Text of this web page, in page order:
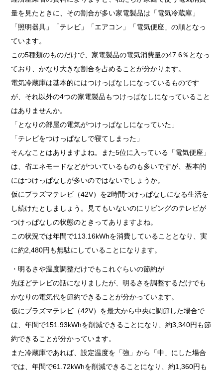
量を見たときに、その割合が多い家電製品は「電気冷蔵庫」
「照明器具」「テレビ」「エアコン」「電気便座」の順となっ
ています。
この5種類のものだけで、家電製品の電気消費量の47.6％となっ
ており、かなり大きな割合を占めることが分かります。
電気冷蔵庫は基本的にはつけっぱなしになっているものです
が、それ以外の4つの家電製品もつけっぱなしになっていること
はありませんか。
「となりの部屋の電気がつけっぱなしになっていた」
「テレビをつけっぱなしで寝てしまった」
そんなことはありますよね。また5位に入っている「電気便座」
は、省エネモードなどがついているものも多いですが、基本的
にはつけっぱなしが多いのではないでしょうか。
仮にプラズマテレビ（42V）を2時間つけっぱなしになる生活を
し続けたとしましょう。見てもいないのにリビングのテレビが
つけっぱなしの状態のときってありますよね。
この状況では年間で113.16kWhを消費していることとなり、実
に約2,480円も無駄にしていることになります。
・明るさや温度調整だけでもこれぐらいの節約が
先ほどテレビの話になりましたが、明るさを調整するだけでも
かなりの電気代を節約できることが分かっています。
仮にプラズマテレビ（42V）を最大から中央に調節した場合で
は、年間で151.93kWhを削減できることになり、約3,340円も節
約できることが分かっています。
また冷蔵庫であれば、設定温度を「強」から「中」にした場合
では、年間で61.72kWhを削減できることになり、約1,360円も